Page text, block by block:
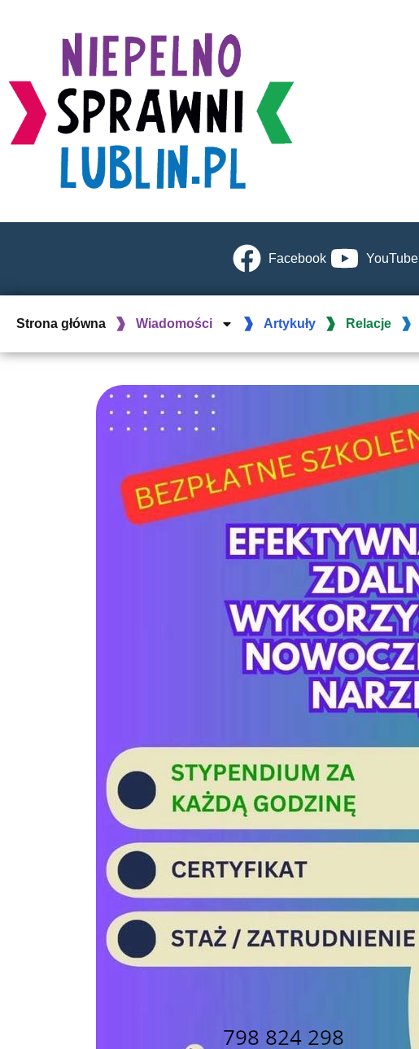
Facebook YouTube
Strona główna Wiadomości Artykuły Relacje